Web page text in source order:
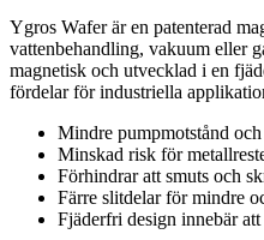
Ygros Wafer är en patenterad
vattenbehandling, vakuum eller
magnetisk och utvecklad i en
fördelar för industriella
Mindre pumpmotstånd
Minskad risk för
Förhindrar att smuts och
Färre slitdelar för mindre
Fjäderfri design innebär